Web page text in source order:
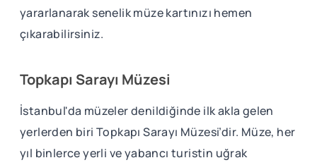
yararlanarak senelik müze kartınızı hemen
çıkarabilirsiniz.
Topkapı Sarayı Müzesi
İstanbul'da müzeler denildiğinde ilk akla gelen
yerlerden biri Topkapı Sarayı Müzesi’dir. Müze, her
yıl binlerce yerli ve yabancı turistin uğrak